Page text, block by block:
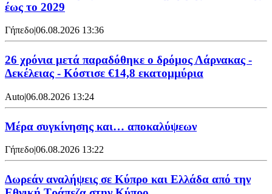
έως το 2029
Γήπεδο|06.08.2026 13:36
26 χρόνια μετά παραδόθηκε ο δρόμος Λάρνακας -
Δεκέλειας - Κόστισε €14,8 εκατομμύρια
Auto|06.08.2026 13:24
Mέρα συγκίνησης και… αποκαλύψεων
Γήπεδο|06.08.2026 13:22
Δωρεάν αναλήψεις σε Κύπρο και Ελλάδα από την